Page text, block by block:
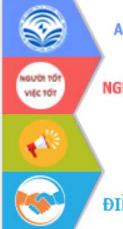
Kết nối tour, đẩy mạnh chuyển đổi số
để phát triển du lịch Đắk Lắk
Khởi động Dự án Đầu tư xây dựng hạ
tầng kỹ thuật Cụm công nghiệp Tân
Tiến
Gặp mặt các cơ quan báo chí nhân Kỷ
niệm 101 năm Ngày Báo chí Cách
mạng Việt Nam
Đắk Lắk sơ kết 4 năm triển khai thực
hiện Đề án 06 của Chính phủ
Họp báo thông tin về Hội nghị Công bố
Quy hoạch và Xúc tiến đầu tư tỉnh Đắk
Khơi thông điểm nghẽn, đẩy nhanh
giải ngân vốn khắc phục thiên tai
HĐND tỉnh thông qua điều chỉnh Quy
hoạch tỉnh thời kỳ 2021-2030